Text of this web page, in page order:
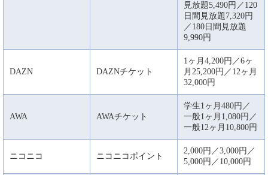
見放題5,490円／120
日間見放題7,320円
／180日間見放題
9,990円
DAZN DAZNチケット
1ヶ月4,200円／6ヶ
月25,200円／12ヶ月
32,000円
AWA AWAチケット
学生1ヶ月480円／
一般1ヶ月1,080円／
一般12ヶ月10,800円
ニコニコ ニコニコポイント
2,000円／3,000円／
5,000円／10,000円